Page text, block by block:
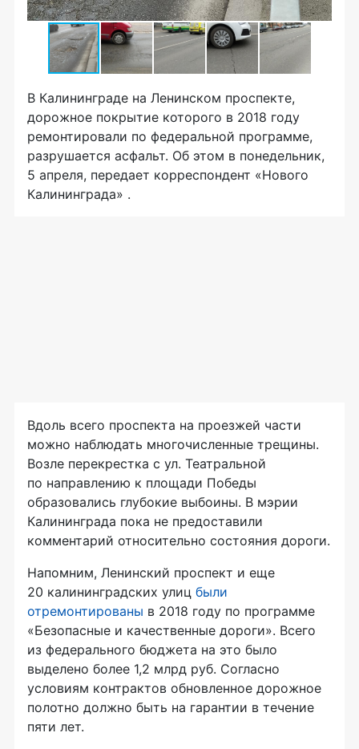
В Калининграде на Ленинском проспекте,
дорожное покрытие которого в 2018 году
ремонтировали по федеральной программе,
разрушается асфальт. Об этом в понедельник,
5 апреля, передает корреспондент «Нового
Калининграда» .
Вдоль всего проспекта на проезжей части
можно наблюдать многочисленные трещины.
Возле перекрестка с ул. Театральной
по направлению к площади Победы
образовались глубокие выбоины. В мэрии
Калининграда пока не предоставили
комментарий относительно состояния дороги.
Напомним, Ленинский проспект и еще
20 калининградских улиц были
отремонтированы в 2018 году по программе
«Безопасные и качественные дороги». Всего
из федерального бюджета на это было
выделено более 1,2 млрд руб. Согласно
условиям контрактов обновленное дорожное
полотно должно быть на гарантии в течение
пяти лет.